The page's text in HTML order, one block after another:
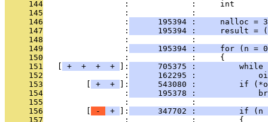
     144
:             :     int
     145
                 :             :
     146
                 :
195394 :     nalloc =
     147
                 :
195394 :     result =
     148
                 :             :
     149
                 :
195394 :     for (n =
     150
                 :             :     {
     151
+ + + + ]:
705375 :         while
     152
                 :
162295 :
     153
+ + ]:
543080 :         if
     154
                 :
195378 :
     155
                 :             :
     156
- + ]:
347702 :         if (n
     157
                 :             :         {